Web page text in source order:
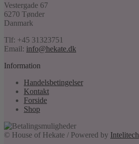
Vestergade 67
6270 Tønder
Danmark
Tlf: +45 31323751
Email: info@hekate.dk
Information
Handelsbetingelser
Kontakt
Forside
Shop
© House of Hekate / Powered by Intelitech